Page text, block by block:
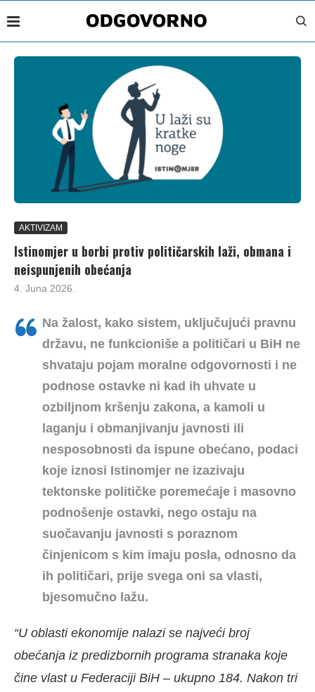
AKTIVIZAM
Istinomjer u borbi protiv političarskih laži, obmana i
neispunjenih obećanja
4. Juna 2026.
Na žalost, kako sistem, uključujući pravnu
državu, ne funkcioniše a političari u BiH ne
shvataju pojam moralne odgovornosti i ne
podnose ostavke ni kad ih uhvate u
ozbiljnom kršenju zakona, a kamoli u
laganju i obmanjivanju javnosti ili
nesposobnosti da ispune obećano, podaci
koje iznosi Istinomjer ne izazivaju
tektonske političke poremećaje i masovno
podnošenje ostavki, nego ostaju na
suočavanju javnosti s poraznom
činjenicom s kim imaju posla, odnosno da
ih političari, prije svega oni sa vlasti,
bjesomučno lažu.
“U oblasti ekonomije nalazi se najveći broj
obećanja iz predizbornih programa stranaka koje
čine vlast u Federaciji BiH – ukupno 184. Nakon tri